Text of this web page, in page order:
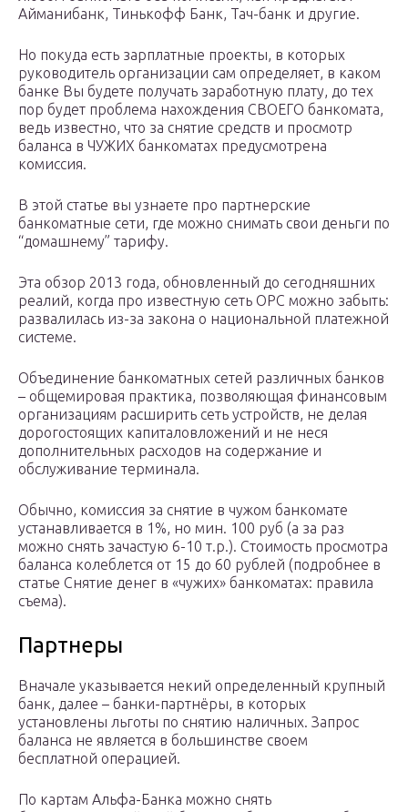
Айманибанк, Тинькофф Банк, Тач-банк и другие.
Но покуда есть зарплатные проекты, в которых
руководитель организации сам определяет, в каком
банке Вы будете получать заработную плату, до тех
пор будет проблема нахождения СВОЕГО банкомата,
ведь известно, что за снятие средств и просмотр
баланса в ЧУЖИХ банкоматах предусмотрена
комиссия.
В этой статье вы узнаете про партнерские
банкоматные сети, где можно снимать свои деньги по
“домашнему” тарифу.
Эта обзор 2013 года, обновленный до сегодняшних
реалий, когда про известную сеть ОРС можно забыть:
развалилась из-за закона о национальной платежной
системе.
Объединение банкоматных сетей различных банков
– общемировая практика, позволяющая финансовым
организациям расширить сеть устройств, не делая
дорогостоящих капиталовложений и не неся
дополнительных расходов на содержание и
обслуживание терминала.
Обычно, комиссия за снятие в чужом банкомате
устанавливается в 1%, но мин. 100 руб (а за раз
можно снять зачастую 6-10 т.р.). Стоимость просмотра
баланса колеблется от 15 до 60 рублей (подробнее в
статье Снятие денег в «чужих» банкоматах: правила
съема).
Партнеры
Вначале указывается некий определенный крупный
банк, далее – банки-партнёры, в которых
установлены льготы по снятию наличных. Запрос
баланса не является в большинстве своем
бесплатной операцией.
По картам Альфа-Банка можно снять